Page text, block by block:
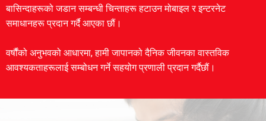
बासिन्दाहरूको जडान सम्बन्धी चिन्ताहरू हटाउन मोबाइल र इन्टरनेट
समाधानहरू प्रदान गर्दै आएका छौं।
वर्षौंको अनुभवको आधारमा, हामी जापानको दैनिक जीवनका वास्तविक
आवश्यकताहरूलाई सम्बोधन गर्ने सहयोग प्रणाली प्रदान गर्दैछौं।